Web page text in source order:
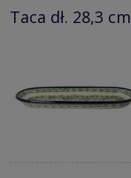
Taca dł. 28,3